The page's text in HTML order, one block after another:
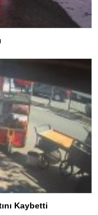
Kaybetti